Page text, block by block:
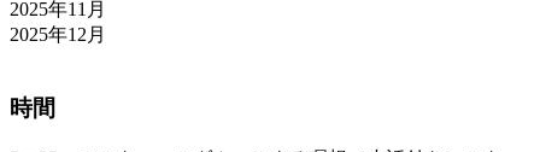
2025年11月
2025年12月
時間